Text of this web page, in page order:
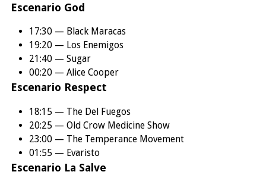
Escenario God
17:30 — Black Maracas
19:20 — Los Enemigos
21:40 — Sugar
00:20 — Alice Cooper
Escenario Respect
18:15 — The Del Fuegos
20:25 — Old Crow Medicine Show
23:00 — The Temperance Movement
01:55 — Evaristo
Escenario La Salve